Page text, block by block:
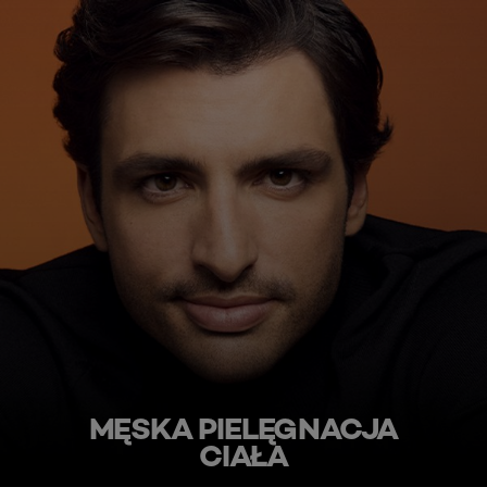
MĘSKA PIELĘGNACJA
CIAŁA